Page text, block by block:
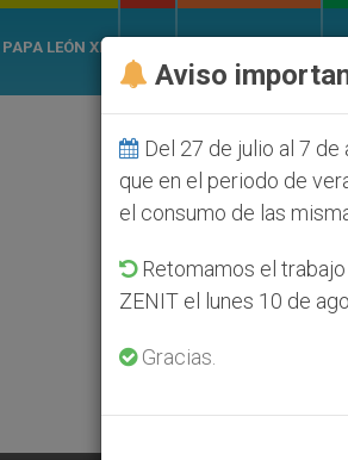
PAPA LEÓN XIV
Aviso
Del 27 de julio al 7
que en el periodo de
el consumo de las
Retomamos el
ZENIT el lunes 10 de
Gracias.